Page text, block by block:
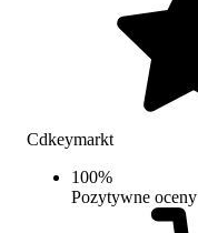
Cdkeymarkt
100%
Pozytywne oceny